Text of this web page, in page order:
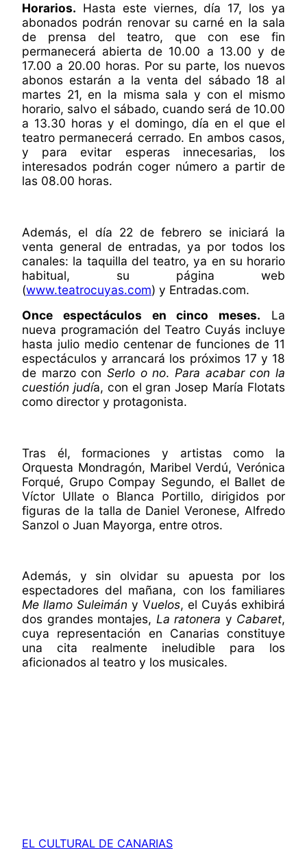
Horarios. Hasta este viernes, día 17, los ya
abonados podrán renovar su carné en la sala
de prensa del teatro, que con ese fin
permanecerá abierta de 10.00 a 13.00 y de
17.00 a 20.00 horas. Por su parte, los nuevos
abonos estarán a la venta del sábado 18 al
martes 21, en la misma sala y con el mismo
horario, salvo el sábado, cuando será de 10.00
a 13.30 horas y el domingo, día en el que el
teatro permanecerá cerrado. En ambos casos,
y para evitar esperas innecesarias, los
interesados podrán coger número a partir de
las 08.00 horas.
Además, el día 22 de febrero se iniciará la
venta general de entradas, ya por todos los
canales: la taquilla del teatro, ya en su horario
habitual, su página web
(www.teatrocuyas.com) y Entradas.com.
Once espectáculos en cinco meses. La
nueva programación del Teatro Cuyás incluye
hasta julio medio centenar de funciones de 11
espectáculos y arrancará los próximos 17 y 18
de marzo con Serlo o no. Para acabar con la
cuestión judía, con el gran Josep María Flotats
como director y protagonista.
Tras él, formaciones y artistas como la
Orquesta Mondragón, Maribel Verdú, Verónica
Forqué, Grupo Compay Segundo, el Ballet de
Víctor Ullate o Blanca Portillo, dirigidos por
figuras de la talla de Daniel Veronese, Alfredo
Sanzol o Juan Mayorga, entre otros.
Además, y sin olvidar su apuesta por los
espectadores del mañana, con los familiares
Me llamo Suleimán y Vuelos, el Cuyás exhibirá
dos grandes montajes, La ratonera y Cabaret,
cuya representación en Canarias constituye
una cita realmente ineludible para los
aficionados al teatro y los musicales.
EL CULTURAL DE CANARIAS